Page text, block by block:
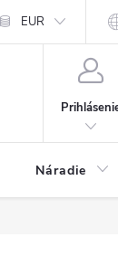
Odstúpenie od
EUR
Náradie